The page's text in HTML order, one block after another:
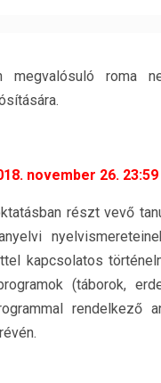
roma
november 26.
részt vevő
kapcsolatos
(táborok,
rendelkező